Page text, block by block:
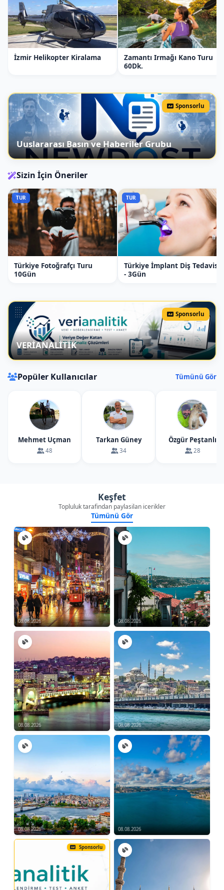
İzmir Helikopter Kiralama
Zamantı Irmağı Kano Turu
60Dk.
Sponsorlu
Uuslararası Basın ve Haberiler Grubu
Sizin İçin Öneriler
TUR
Türkiye Fotoğrafçı Turu
10Gün
TUR
Türkiye İmplant Diş Tedavisi
- 3Gün
Sponsorlu
VERİANALİTİK
Popüler Kullanıcılar Tümünü Gör
Mehmet Uçman
48
Tarkan Güney
34
Özgür Peştanlı
28
Keşfet
Topluluk tarafindan paylasilan icerikler
Tümünü Gör
08.08.2026 08.08.2026
08.08.2026 08.08.2026
08.08.2026 08.08.2026
Sponsorlu